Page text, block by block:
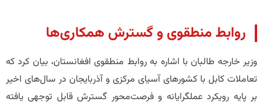
روابط منطقوی و گسترش همکاری‌ها
وزیر خارجه طالبان با اشاره به روابط منطقوی افغانستان، بیان کرد که
تعاملات کابل با کشورهای آسیای مرکزی و آذربایجان در سال‌های اخیر
بر پایه رویکرد عملگرایانه و فرصت‌محور گسترش قابل توجهی یافته